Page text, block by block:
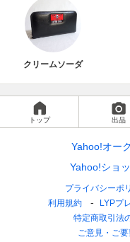
クリームソーダ
トップ 出品
Yahoo!オー
Yahoo!ショ
プライバシーポ
利用規約
LYPプ
特定商取引法
ご意見・ご要